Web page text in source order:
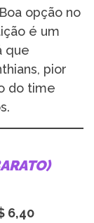
opção no
é um
que
pior
do time
6,40